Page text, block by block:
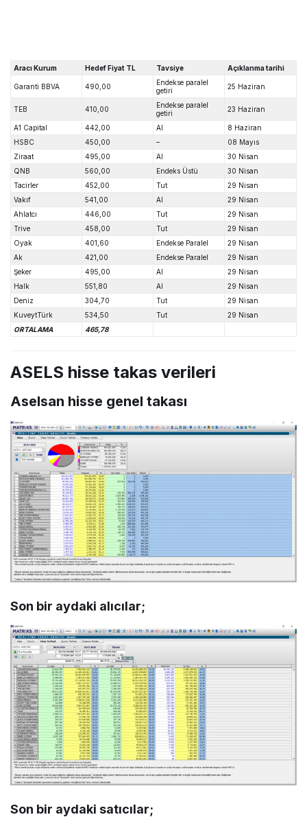
Aracı Kurum Hedef Fiyat TL Tavsiye Açıklanma tarihi
Garanti BBVA 490,00
Endekse paralel
getiri
25 Haziran
TEB 410,00
Endekse paralel
getiri
23 Haziran
A1 Capital 442,00 Al
8 Haziran
HSBC
450,00 –
08 Mayıs
Ziraat
495,00 Al
30 Nisan
QNB
560,00 Endeks Üstü
30 Nisan
Tacirler
452,00 Tut
29 Nisan
Vakıf
541,00 Al
29 Nisan
Ahlatcı
446,00 Tut
29 Nisan
Trive
458,00 Tut
29 Nisan
Oyak
401,60 Endekse Paralel
29 Nisan
Ak
421,00 Endekse Paralel
29 Nisan
Şeker
495,00 Al
29 Nisan
Halk
551,80 Al
29 Nisan
Deniz
304,70 Tut
29 Nisan
KuveytTürk
534,50 Tut
29 Nisan
ORTALAMA
465,78
ASELS hisse takas verileri
Aselsan hisse genel takası
Son bir aydaki alıcılar;
Son bir aydaki satıcılar;